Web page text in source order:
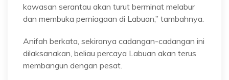
kawasan serantau akan turut berminat melabur
dan membuka perniagaan di Labuan,” tambahnya.
Anifah berkata, sekiranya cadangan-cadangan ini
dilaksanakan, beliau percaya Labuan akan terus
membangun dengan pesat.